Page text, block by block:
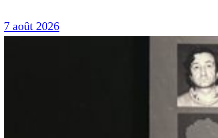
7 août 2026